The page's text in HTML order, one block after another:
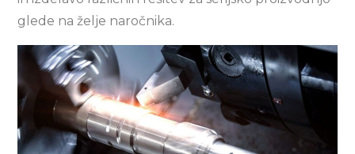
glede na želje naročnika.